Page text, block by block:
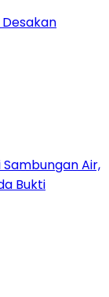
Desakan
Air,
Bukti